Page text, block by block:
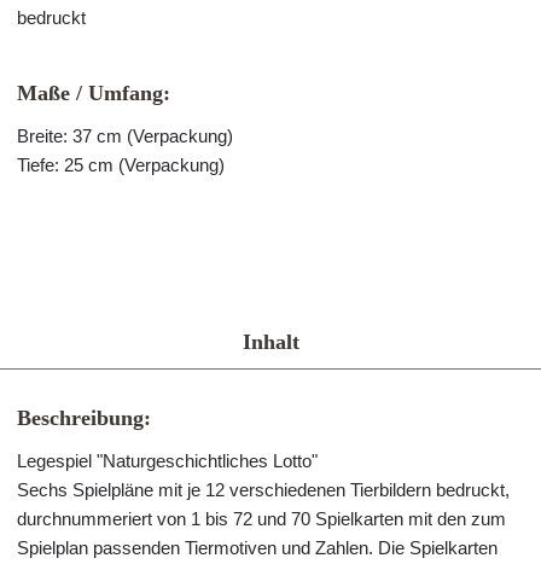
bedruckt
Maße / Umfang:
Breite: 37 cm (Verpackung)
Tiefe: 25 cm (Verpackung)
Inhalt
Beschreibung:
Legespiel "Naturgeschichtliches Lotto"
Sechs Spielpläne mit je 12 verschiedenen Tierbildern bedruckt,
durchnummeriert von 1 bis 72 und 70 Spielkarten mit den zum
Spielplan passenden Tiermotiven und Zahlen. Die Spielkarten